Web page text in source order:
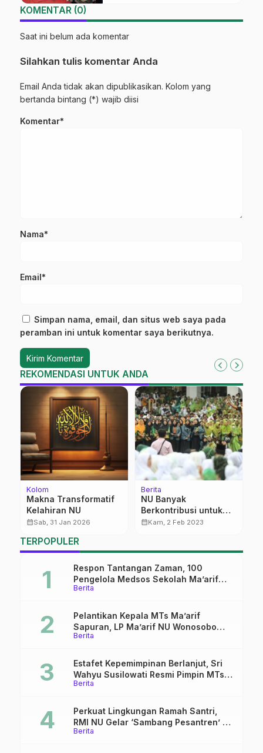
KOMENTAR (0)
Saat ini belum ada komentar
Silahkan tulis komentar Anda
Email Anda tidak akan dipublikasikan. Kolom yang
bertanda bintang (*) wajib diisi
Komentar*
Nama*
Email*
Simpan nama, email, dan situs web saya pada
peramban ini untuk komentar saya berikutnya.
REKOMENDASI UNTUK ANDA
Kolom
Makna Transformatif
Kelahiran NU
calendar_monthSab, 31 Jan 2026
Berita
NU Banyak
Berkontribusi untuk
NKRI
calendar_monthKam, 2 Feb 2023
TERPOPULER
Berita
Respon Tantangan Zaman, 100
Pengelola Medsos Sekolah Ma’arif
Pekalongan Ikuti Pelatihan Literasi
Berita
Pelantikan Kepala MTs Ma’arif
Sapuran, LP Ma’arif NU Wonosobo
Tekankan Lima Amanah
Berita
Estafet Kepemimpinan Berlanjut, Sri
Wahyu Susilowati Resmi Pimpin MTs
Ma’arif Sapuran
Berita
Perkuat Lingkungan Ramah Santri,
RMI NU Gelar ‘Sambang Pesantren’ di
Pati